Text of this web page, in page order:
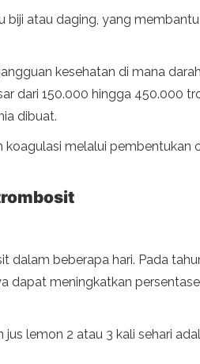
biji atau daging, yang
kesehatan di mana
dari 150.000 hingga 450.000
dibuat.
melalui pembentukan
beberapa hari. Pada
dapat meningkatkan
lemon 2 atau 3 kali sehari